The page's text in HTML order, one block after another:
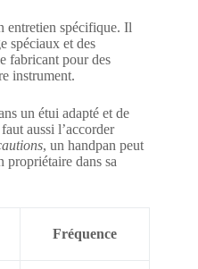
entretien spécifique. Il
spéciaux et des
fabricant pour des
instrument.
un étui adapté et de
aussi l’accorder
, un handpan peut
propriétaire dans sa
Fréquence